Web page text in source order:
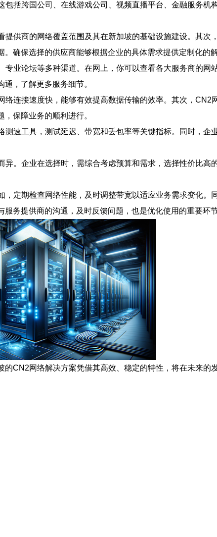
括跨国公司、在线游戏公司、视频直播平台、金融服务机
供商的网络覆盖范围及其在新加坡的基础设施建设。其次
确保选择的供应商能够根据企业的具体需求提供定制化的解
业论坛等多种渠道。在网上，你可以查看各大服务商的网
，了解更多服务细节。
连接速度快，能够有效提高数据传输的效率。其次，CN2
保障业务的顺利进行。
速工具，测试延迟、带宽和丢包率等关键指标。同时，企
。企业在选择时，需综合考虑预算和需求，选择性价比高
定期检查网络性能，及时调整带宽以适应业务需求变化。
务提供商的沟通，及时反馈问题，也是优化使用的重要环节
CN2网络解决方案凭借其高效、稳定的特性，将在未来的